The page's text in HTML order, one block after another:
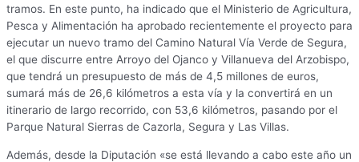
tramos. En este punto, ha indicado que el Ministerio de Agricultura,
Pesca y Alimentación ha aprobado recientemente el proyecto para
ejecutar un nuevo tramo del Camino Natural Vía Verde de Segura,
el que discurre entre Arroyo del Ojanco y Villanueva del Arzobispo,
que tendrá un presupuesto de más de 4,5 millones de euros,
sumará más de 26,6 kilómetros a esta vía y la convertirá en un
itinerario de largo recorrido, con 53,6 kilómetros, pasando por el
Parque Natural Sierras de Cazorla, Segura y Las Villas.
Además, desde la Diputación «se está llevando a cabo este año un